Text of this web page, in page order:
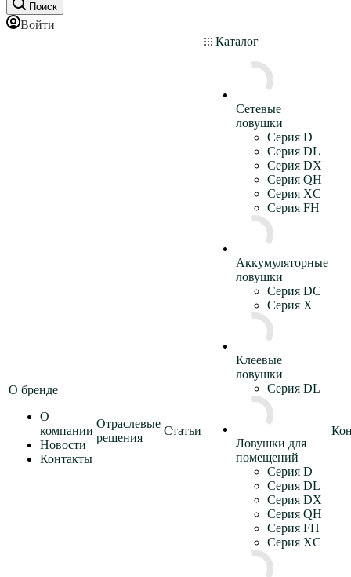
Поиск
Войти
О бренде
О
компании
Новости
Контакты
Отраслевые
решения
Статьи
Каталог
Сетевые
ловушки
Серия D
Серия DL
Серия DX
Серия QH
Серия XC
Серия FH
Аккумуляторные
ловушки
Серия DC
Серия X
Клеевые
ловушки
Серия DL
Ловушки для
помещений
Серия D
Серия DL
Серия DX
Серия QH
Серия FH
Серия XC